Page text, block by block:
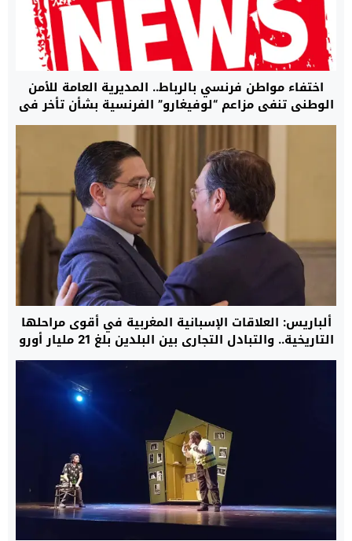
اختفاء مواطن فرنسي بالرباط.. المديرية العامة للأمن
الوطني تنفي مزاعم “لوفيغارو” الفرنسية بشأن تأخر في
البحث وتؤكد أن مصالحها تتابع القضية بما يفرضه
ألباريس: العلاقات الإسبانية المغربية في أقوى مراحلها
التاريخية.. والتبادل التجاري بين البلدين بلغ 21 مليار أورو
خلال 2025